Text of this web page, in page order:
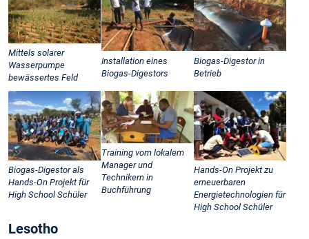
Mittels solarer
Wasserpumpe
bewässertes Feld
Installation eines
Biogas-Digestors
Biogas-Digestor in
Betrieb
Biogas-Digestor als
Hands-On Projekt für
High School Schüler
Training vom lokalem
Manager und
Technikern in
Buchführung
Hands-On Projekt zu
erneuerbaren
Energietechnologien für
High School Schüler
Lesotho